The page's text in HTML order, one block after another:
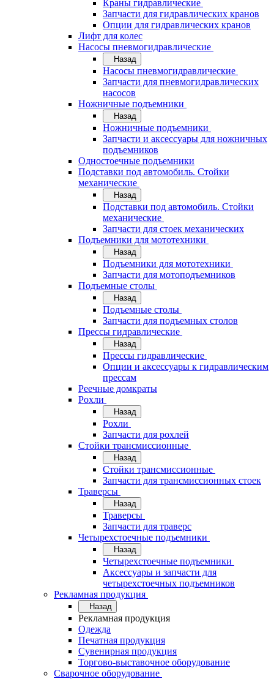
Краны гидравлические
Запчасти для гидравлических кранов
Опции для гидравлических кранов
Лифт для колес
Насосы пневмогидравлические
Назад
Насосы пневмогидравлические
Запчасти для пневмогидравлических
насосов
Ножничные подъемники
Назад
Ножничные подъемники
Запчасти и аксессуары для ножничных
подъемников
Одностоечные подъемники
Подставки под автомобиль. Стойки
механические
Назад
Подставки под автомобиль. Стойки
механические
Запчасти для стоек механических
Подъемники для мототехники
Назад
Подъемники для мототехники
Запчасти для мотоподъемников
Подъемные столы
Назад
Подъемные столы
Запчасти для подъемных столов
Прессы гидравлические
Назад
Прессы гидравлические
Опции и аксессуары к гидравлическим
прессам
Реечные домкраты
Рохли
Назад
Рохли
Запчасти для рохлей
Стойки трансмиссионные
Назад
Стойки трансмиссионные
Запчасти для трансмиссионных стоек
Траверсы
Назад
Траверсы
Запчасти для траверс
Четырехстоечные подъемники
Назад
Четырехстоечные подъемники
Аксессуары и запчасти для
четырехстоечных подъемников
Рекламная продукция
Назад
Рекламная продукция
Одежда
Печатная продукция
Сувенирная продукция
Торгово-выставочное оборудование
Сварочное оборудование